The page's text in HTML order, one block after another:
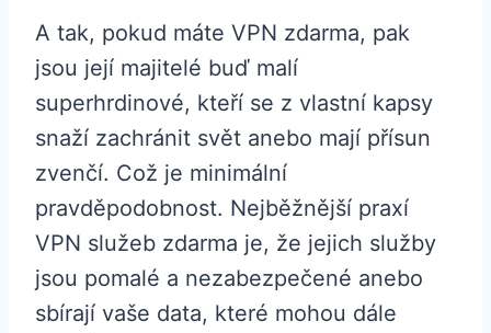
A tak, pokud máte VPN zdarma, pak
jsou její majitelé buď malí
superhrdinové, kteří se z vlastní kapsy
snaží zachránit svět anebo mají přísun
zvenčí. Což je minimální
pravděpodobnost. Nejběžnější praxí
VPN služeb zdarma je, že jejich služby
jsou pomalé a nezabezpečené anebo
sbírají vaše data, které mohou dále